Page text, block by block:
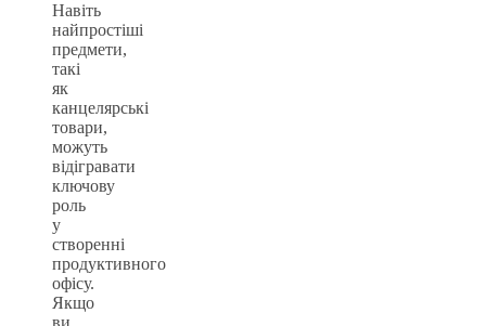
Навіть
найпростіші
предмети,
такі
як
канцелярські
товари,
можуть
відігравати
ключову
роль
у
створенні
продуктивного
офісу.
Якщо
ви